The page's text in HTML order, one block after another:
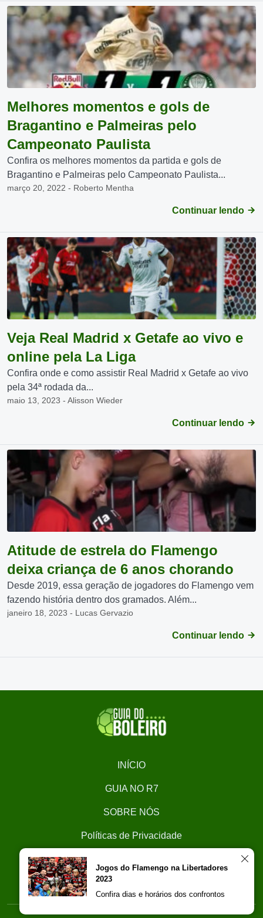
Melhores momentos e gols de
Bragantino e Palmeiras pelo
Campeonato Paulista
Confira os melhores momentos da partida e gols de
Bragantino e Palmeiras pelo Campeonato Paulista...
março 20, 2022 - Roberto Mentha
Continuar lendo
Veja Real Madrid x Getafe ao vivo e
online pela La Liga
Confira onde e como assistir Real Madrid x Getafe ao vivo
pela 34ª rodada da...
maio 13, 2023 - Alisson Wieder
Continuar lendo
Atitude de estrela do Flamengo
deixa criança de 6 anos chorando
Desde 2019, essa geração de jogadores do Flamengo vem
fazendo história dentro dos gramados. Além...
janeiro 18, 2023 - Lucas Gervazio
Continuar lendo
INÍCIO
GUIA NO R7
SOBRE NÓS
Políticas de Privacidade
Trabalhe Conosco
Jogos do Flamengo na Libertadores
2023
Confira dias e horários dos confrontos